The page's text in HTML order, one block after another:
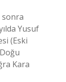
sonra
Yusuf
(Eski
Kara